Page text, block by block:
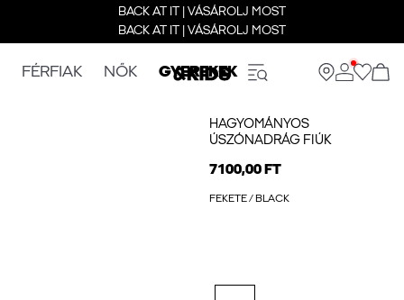
BACK AT IT | VÁSÁROLJ MOST
BACK AT IT | VÁSÁROLJ MOST
FÉRFIAK NŐK GYEREKEK
HAGYOMÁNYOS
ÚSZÓNADRÁG FIÚK
7100,00 FT
FEKETE / BLACK